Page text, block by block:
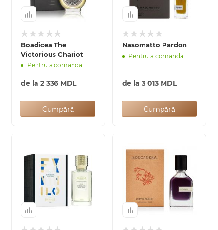
Boadicea The
Victorious Chariot
Pentru a comanda
de la 2 336 MDL
Cumpără
Nasomatto Pardon
Pentru a comanda
de la 3 013 MDL
Cumpără